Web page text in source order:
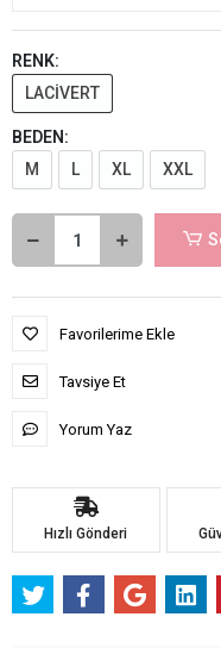
RENK:
LACİVERT
BEDEN:
M
L XL XXL
Favorilerime Ekle
Tavsiye Et
Yorum Yaz
Hızlı Gönderi